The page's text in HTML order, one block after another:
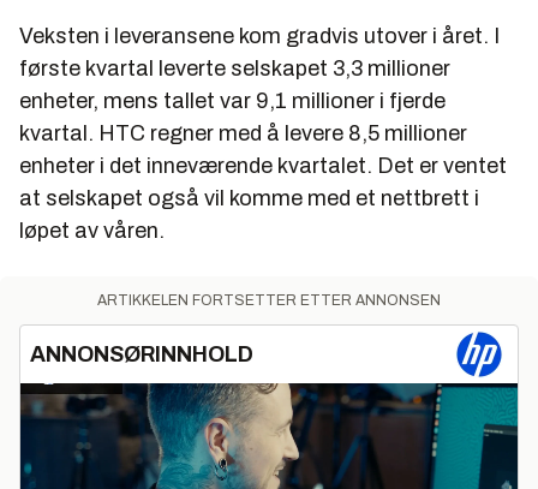
Veksten i leveransene kom gradvis utover i året. I
første kvartal leverte selskapet 3,3 millioner
enheter, mens tallet var 9,1 millioner i fjerde
kvartal. HTC regner med å levere 8,5 millioner
enheter i det inneværende kvartalet. Det er ventet
at selskapet også vil komme med et nettbrett i
løpet av våren.
ARTIKKELEN FORTSETTER ETTER ANNONSEN
ANNONSØRINNHOLD